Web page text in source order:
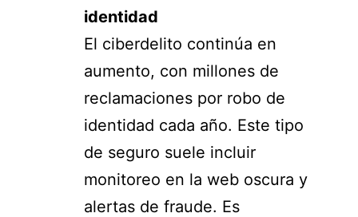
identidad
El ciberdelito continúa en
aumento, con millones de
reclamaciones por robo de
identidad cada año. Este tipo
de seguro suele incluir
monitoreo en la web oscura y
alertas de fraude. Es